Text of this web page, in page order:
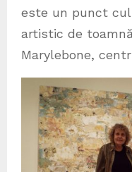
este un punct
artistic de
Marylebone,